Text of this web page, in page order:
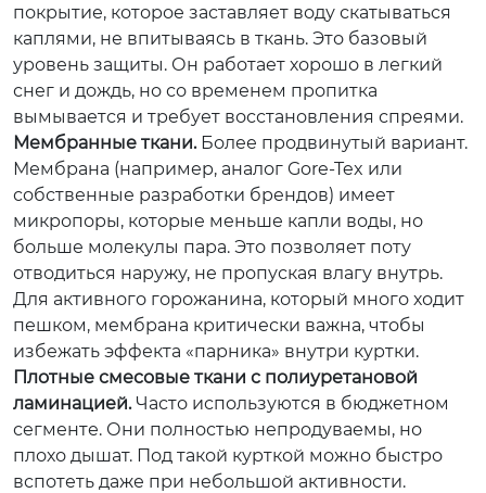
покрытие, которое заставляет воду скатываться
каплями, не впитываясь в ткань. Это базовый
уровень защиты. Он работает хорошо в легкий
снег и дождь, но со временем пропитка
вымывается и требует восстановления спреями.
Мембранные ткани.Более продвинутый вариант.
Мембрана (например, аналог Gore-Tex или
собственные разработки брендов) имеет
микропоры, которые меньше капли воды, но
больше молекулы пара. Это позволяет поту
отводиться наружу, не пропуская влагу внутрь.
Для активного горожанина, который много ходит
пешком, мембрана критически важна, чтобы
избежать эффекта «парника» внутри куртки.
Плотные смесовые ткани с полиуретановой
ламинацией.Часто используются в бюджетном
сегменте. Они полностью непродуваемы, но
плохо дышат. Под такой курткой можно быстро
вспотеть даже при небольшой активности.